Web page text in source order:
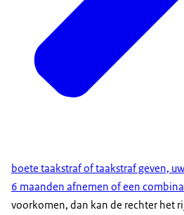
boete taakstraf of taakstraf geven,
6 maanden afnemen of een
voorkomen, dan kan de rechter het